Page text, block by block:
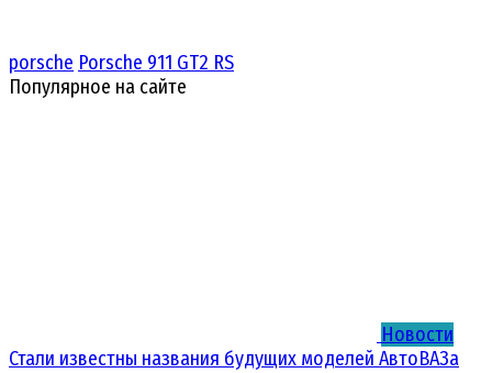
porsche Porsche 911 GT2 RS
Популярное на сайте
Новости
Стали известны названия будущих моделей АвтоВАЗа